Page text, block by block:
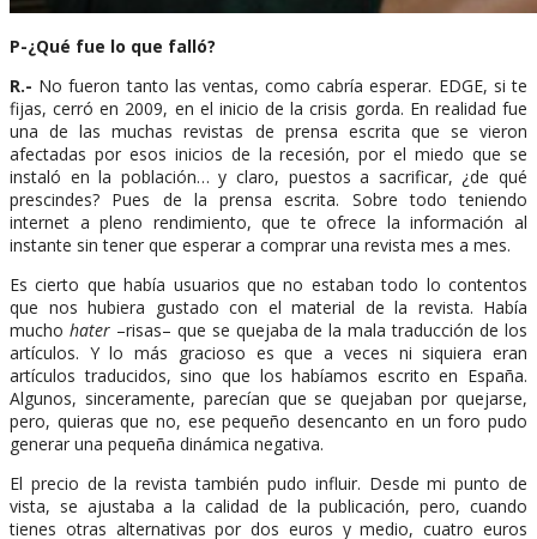
P-¿Qué fue lo que falló?
R.- No fueron tanto las ventas, como cabría esperar. EDGE, si te
fijas, cerró en 2009, en el inicio de la crisis gorda. En realidad fue
una de las muchas revistas de prensa escrita que se vieron
afectadas por esos inicios de la recesión, por el miedo que se
instaló en la población… y claro, puestos a sacrificar, ¿de qué
prescindes? Pues de la prensa escrita. Sobre todo teniendo
internet a pleno rendimiento, que te ofrece la información al
instante sin tener que esperar a comprar una revista mes a mes.
Es cierto que había usuarios que no estaban todo lo contentos
que nos hubiera gustado con el material de la revista. Había
mucho hater–risas– que se quejaba de la mala traducción de los
artículos. Y lo más gracioso es que a veces ni siquiera eran
artículos traducidos, sino que los habíamos escrito en España.
Algunos, sinceramente, parecían que se quejaban por quejarse,
pero, quieras que no, ese pequeño desencanto en un foro pudo
generar una pequeña dinámica negativa.
El precio de la revista también pudo influir. Desde mi punto de
vista, se ajustaba a la calidad de la publicación, pero, cuando
tienes otras alternativas por dos euros y medio, cuatro euros